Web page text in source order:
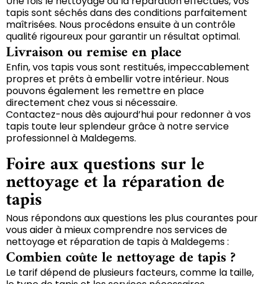
tapis sont séchés dans des conditions parfaitement
maîtrisées. Nous procédons ensuite à un contrôle
qualité rigoureux pour garantir un résultat optimal.
Livraison ou remise en place
Enfin, vos tapis vous sont restitués, impeccablement
propres et prêts à embellir votre intérieur. Nous
pouvons également les remettre en place
directement chez vous si nécessaire.
Contactez-nous dès aujourd’hui pour redonner à vos
tapis toute leur splendeur grâce à notre service
professionnel à Maldegems.
Foire aux questions sur le
nettoyage et la réparation de
tapis
Nous répondons aux questions les plus courantes pour
vous aider à mieux comprendre nos services de
nettoyage et réparation de tapis à Maldegems :
Combien coûte le nettoyage de tapis ?
Le tarif dépend de plusieurs facteurs, comme la taille,